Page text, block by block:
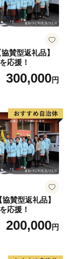
！
心配される方
力と一つ一つ
で自分達が
を持っていま
支援をするの
り障がい者の
をいただい
ました」「ボ
高田を応援し
賛型返礼品】
応援！
300,000円
協賛型返礼品】
応援！
200,000円